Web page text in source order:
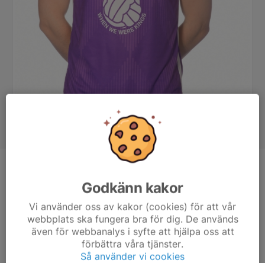
27 år
Längd
201 cm
96 kg
Moderklubb: Fässbergs IF
Godkänn kakor
Vi använder oss av kakor (cookies) för att vår
webbplats ska fungera bra för dig. De används
även för webbanalys i syfte att hjälpa oss att
förbättra våra tjänster.
Så använder vi cookies